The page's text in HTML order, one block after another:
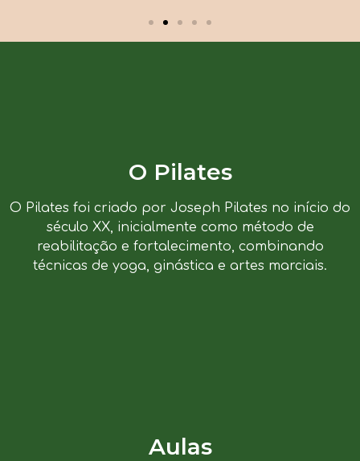
O Pilates
O Pilates foi criado por Joseph Pilates no início do
século XX, inicialmente como método de
reabilitação e fortalecimento, combinando
técnicas de yoga, ginástica e artes marciais.
Aulas